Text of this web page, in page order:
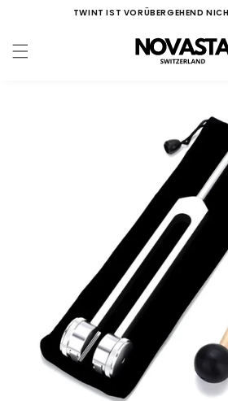
TWINT IST VORÜBERGEHEND